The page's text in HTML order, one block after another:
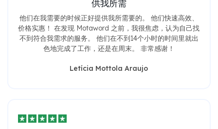
供我所需
他们在我需要的时候正好提供我所需要的。 他们快速高效、
价格实惠！ 在发现 Motaword 之前，我很焦虑，认为自己找
不到符合我需求的服务。 他们在不到14个小时的时间里就出
色地完成了工作，还是在周末。 非常感谢！
Letícia Mottola Araujo